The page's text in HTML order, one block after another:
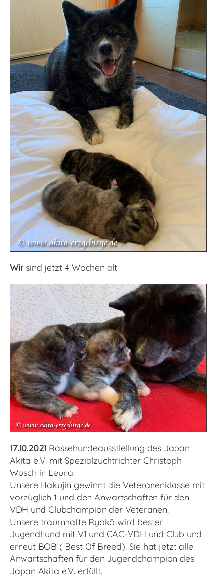
Wirsind jetzt 4 Wochen alt
17.10.2021 Rassehundeausstlellung des Japan
Akita e.V. mit Spezialzuchtrichter Christoph
Wosch in Leuna.
Unsere Hakujin gewinnt die Veteranenklasse mit
vorzüglich 1 und den Anwartschaften für den
VDH und Clubchampion der Veteranen.
Unsere traumhafte Ryokō wird bester
Jugendhund mit V1 und CAC-VDH und Club und
erneut BOB ( Best Of Breed). Sie hat jetzt alle
Anwartschaften für den Jugendchampion des
Japan Akita e.V. erfüllt.